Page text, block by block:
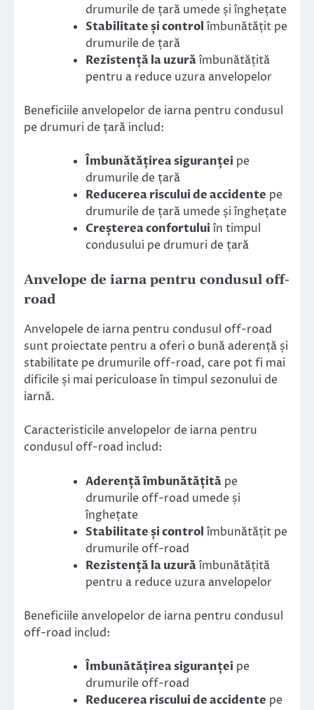
drumurile de țară umede și înghețate
Stabilitate și controlîmbunătățit pe
drumurile de țară
Rezistență la uzurăîmbunătățită
pentru a reduce uzura anvelopelor
Beneficiile anvelopelor de iarna pentru condusul
pe drumuri de țară includ:
Îmbunătățirea siguranței pe
drumurile de țară
Reducerea riscului de accidente pe
drumurile de țară umede și înghețate
Creșterea confortuluiîn timpul
condusului pe drumuri de țară
Anvelope de iarna pentru condusul off-
road
Anvelopele de iarna pentru condusul off-road
sunt proiectate pentru a oferi o bună aderență și
stabilitate pe drumurile off-road, care pot fi mai
dificile și mai periculoase în timpul sezonului de
iarnă.
Caracteristicile anvelopelor de iarna pentru
condusul off-road includ:
Aderență îmbunătățită pe
drumurile off-road umede și
înghețate
Stabilitate și controlîmbunătățit pe
drumurile off-road
Rezistență la uzurăîmbunătățită
pentru a reduce uzura anvelopelor
Beneficiile anvelopelor de iarna pentru condusul
off-road includ:
Îmbunătățirea siguranței pe
drumurile off-road
Reducerea riscului de accidente pe